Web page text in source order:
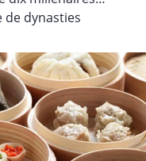
de dynasties